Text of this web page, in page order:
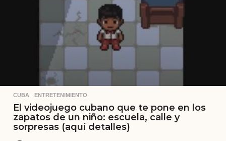
CUBA ,ENTRETENIMIENTO
El videojuego cubano que te pone en los
zapatos de un niño: escuela, calle y
sorpresas (aquí detalles)